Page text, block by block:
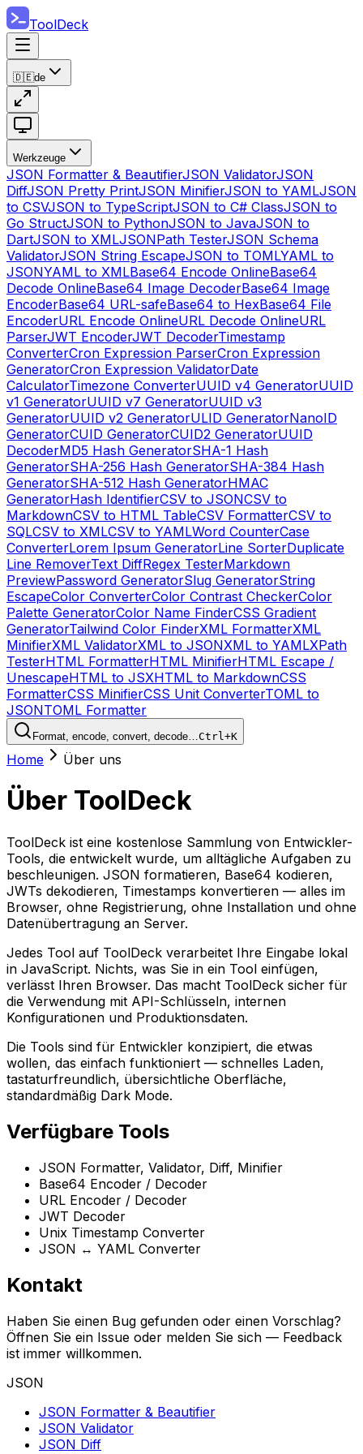
ToolDeck
🇩🇪de
Werkzeuge
JSON Formatter & BeautifierJSON ValidatorJSON
DiffJSON Pretty PrintJSON MinifierJSON to YAMLJSON
to CSVJSON to TypeScriptJSON to C# ClassJSON to
Go StructJSON to PythonJSON to JavaJSON to
DartJSON to XMLJSONPath TesterJSON Schema
ValidatorJSON String EscapeJSON to TOMLYAML to
JSONYAML to XMLBase64 Encode OnlineBase64
Decode OnlineBase64 Image DecoderBase64 Image
EncoderBase64 URL-safeBase64 to HexBase64 File
EncoderURL Encode OnlineURL Decode OnlineURL
ParserJWT EncoderJWT DecoderTimestamp
ConverterCron Expression ParserCron Expression
GeneratorCron Expression ValidatorDate
CalculatorTimezone ConverterUUID v4 GeneratorUUID
v1 GeneratorUUID v7 GeneratorUUID v3
GeneratorUUID v2 GeneratorULID GeneratorNanoID
GeneratorCUID GeneratorCUID2 GeneratorUUID
DecoderMD5 Hash GeneratorSHA-1 Hash
GeneratorSHA-256 Hash GeneratorSHA-384 Hash
GeneratorSHA-512 Hash GeneratorHMAC
GeneratorHash IdentifierCSV to JSONCSV to
MarkdownCSV to HTML TableCSV FormatterCSV to
SQLCSV to XMLCSV to YAMLWord CounterCase
ConverterLorem Ipsum GeneratorLine SorterDuplicate
Line RemoverText DiffRegex TesterMarkdown
PreviewPassword GeneratorSlug GeneratorString
EscapeColor ConverterColor Contrast CheckerColor
Palette GeneratorColor Name FinderCSS Gradient
GeneratorTailwind Color FinderXML FormatterXML
MinifierXML ValidatorXML to JSONXML to YAMLXPath
TesterHTML FormatterHTML MinifierHTML Escape /
UnescapeHTML to JSXHTML to MarkdownCSS
FormatterCSS MinifierCSS Unit ConverterTOML to
JSONTOML Formatter
Format, encode, convert, decode…Ctrl+K
Home Über uns
Über ToolDeck
ToolDeck ist eine kostenlose Sammlung von Entwickler-
Tools, die entwickelt wurde, um alltägliche Aufgaben zu
beschleunigen. JSON formatieren, Base64 kodieren,
JWTs dekodieren, Timestamps konvertieren — alles im
Browser, ohne Registrierung, ohne Installation und ohne
Datenübertragung an Server.
Jedes Tool auf ToolDeck verarbeitet Ihre Eingabe lokal
in JavaScript. Nichts, was Sie in ein Tool einfügen,
verlässt Ihren Browser. Das macht ToolDeck sicher für
die Verwendung mit API-Schlüsseln, internen
Konfigurationen und Produktionsdaten.
Die Tools sind für Entwickler konzipiert, die etwas
wollen, das einfach funktioniert — schnelles Laden,
tastaturfreundlich, übersichtliche Oberfläche,
standardmäßig Dark Mode.
Verfügbare Tools
JSON Formatter, Validator, Diff, Minifier
Base64 Encoder / Decoder
URL Encoder / Decoder
JWT Decoder
Unix Timestamp Converter
JSON ↔ YAML Converter
Kontakt
Haben Sie einen Bug gefunden oder einen Vorschlag?
Öffnen Sie ein Issue oder melden Sie sich — Feedback
ist immer willkommen.
JSON
JSON Formatter & Beautifier
JSON Validator
JSON Diff